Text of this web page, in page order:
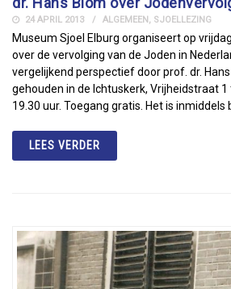
24 APRIL 2013 ALGEMEEN, SJOELLEZING
Museum Sjoel Elburg organiseert op
over de vervolging van de Joden in
vergelijkend perspectief door prof. dr.
gehouden in de Ichtuskerk, Vrijheidstraat 1
19.30 uur. Toegang gratis. Het is inmiddels
LEES VERDER